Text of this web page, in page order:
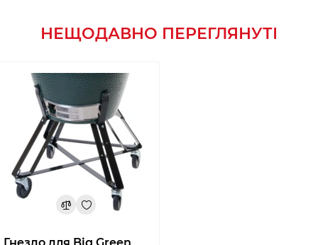
НЕЩОДАВНО ПЕРЕГЛЯНУТІ